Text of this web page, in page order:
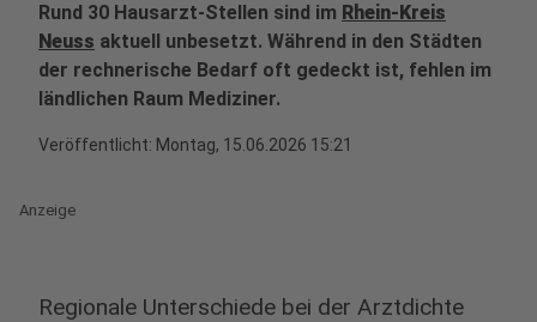
Rund 30 Hausarzt-Stellen sind im Rhein-Kreis
Neuss aktuell unbesetzt. Während in den Städten
der rechnerische Bedarf oft gedeckt ist, fehlen im
ländlichen Raum Mediziner.
Veröffentlicht: Montag, 15.06.2026 15:21
Anzeige
Regionale Unterschiede bei der Arztdichte